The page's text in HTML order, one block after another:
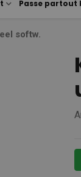
Passe partout
softw.